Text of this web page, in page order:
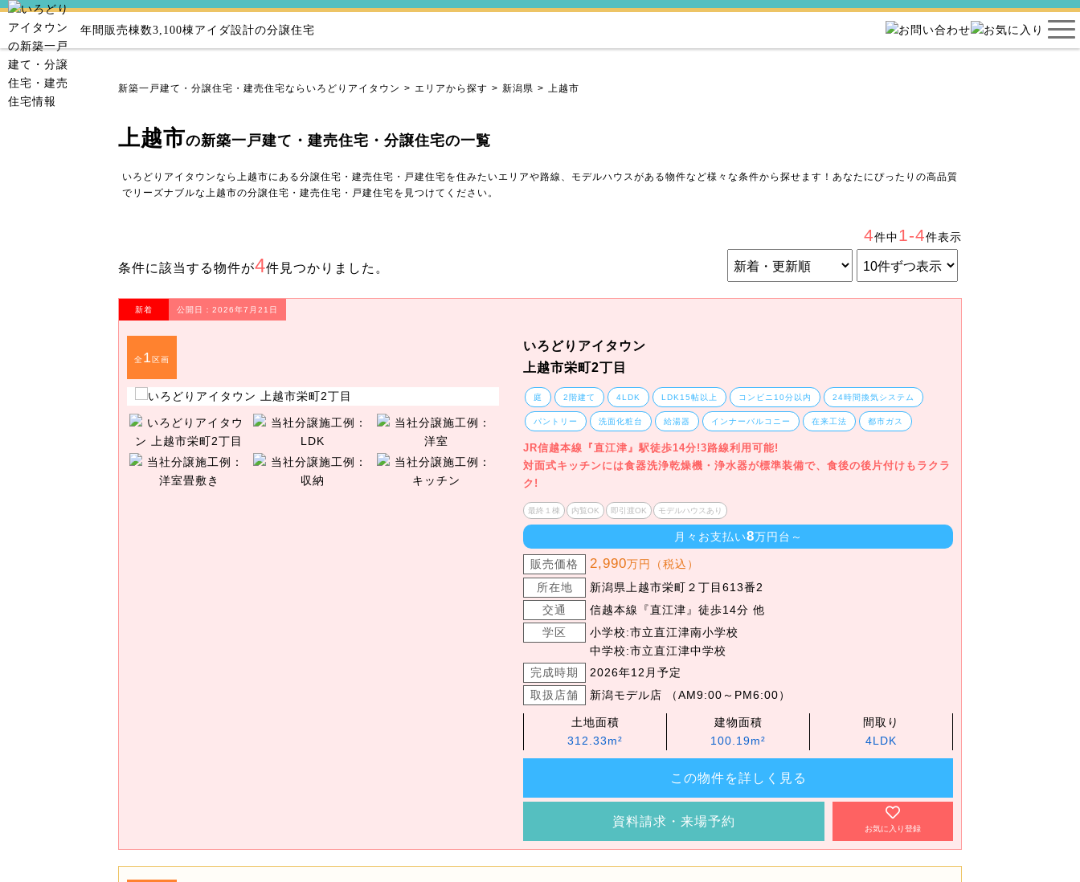
年間販売棟数3,100棟アイダ設計の分譲住宅
新築一戸建て・分譲住宅・建売住宅ならいろどりアイタウン エリアから探す 新潟県 上越市
上越市の新築一戸建て・建売住宅・分譲住宅の一覧
いろどりアイタウンなら上越市にある分譲住宅・建売住宅・戸建住宅を住みたいエリアや路線、モデルハウスがある物件など様々な条件から探せます！あなたにぴったりの高品質
でリーズナブルな上越市の分譲住宅・建売住宅・戸建住宅を見つけてください。
条件に該当する物件が4件見つかりました。
4件中1-4件表示
新着 公開日：2026年7月21日
全1区画
いろどりアイタウン
上越市栄町2丁目
庭 2階建て 4LDK LDK15帖以上 コンビニ10分以内 24時間換気システム
パントリー 洗面化粧台 給湯器 インナーバルコニー 在来工法 都市ガス
JR信越本線『直江津』駅徒歩14分!3路線利用可能!
対面式キッチンには食器洗浄乾燥機・浄水器が標準装備で、食後の後片付けもラクラ
ク!
最終１棟 内覧OK 即引渡OK モデルハウスあり
月々お支払い8万円台～
販売価格 2,990万円（税込）
所在地
新潟県上越市栄町２丁目613番2
交通
信越本線『直江津』徒歩14分 他
学区
小学校:市立直江津南小学校
中学校:市立直江津中学校
完成時期
2026年12月予定
取扱店舗
新潟モデル店 （AM9:00～PM6:00）
土地面積
312.33m²
建物面積
100.19m²
間取り
4LDK
この物件を詳しく見る
資料請求・来場予約
お気に入り登録